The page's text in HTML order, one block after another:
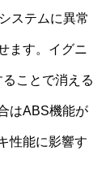
ステムに異常
ます。イグニ
ことで消える
はABS機能が
性能に影響す